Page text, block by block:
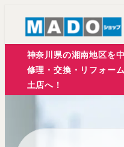
神奈川県の湘南地区を
修理・交換・リフォー
土店へ！